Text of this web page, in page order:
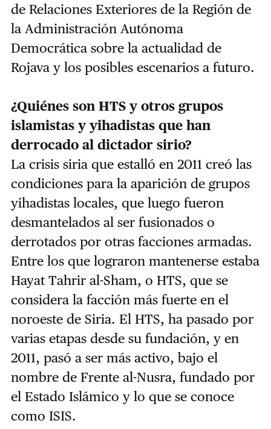
de Relaciones Exteriores de la Región de
la Administración Autónoma
Democrática sobre la actualidad de
Rojava y los posibles escenarios a futuro.
¿Quiénes son HTS y otros grupos
islamistas y yihadistas que han
derrocado al dictador sirio?
La crisis siria que estalló en 2011 creó las
condiciones para la aparición de grupos
yihadistas locales, que luego fueron
desmantelados al ser fusionados o
derrotados por otras facciones armadas.
Entre los que lograron mantenerse estaba
Hayat Tahrir al-Sham, o HTS, que se
considera la facción más fuerte en el
noroeste de Siria. El HTS, ha pasado por
varias etapas desde su fundación, y en
2011, pasó a ser más activo, bajo el
nombre de Frente al-Nusra, fundado por
el Estado Islámico y lo que se conoce
como ISIS.